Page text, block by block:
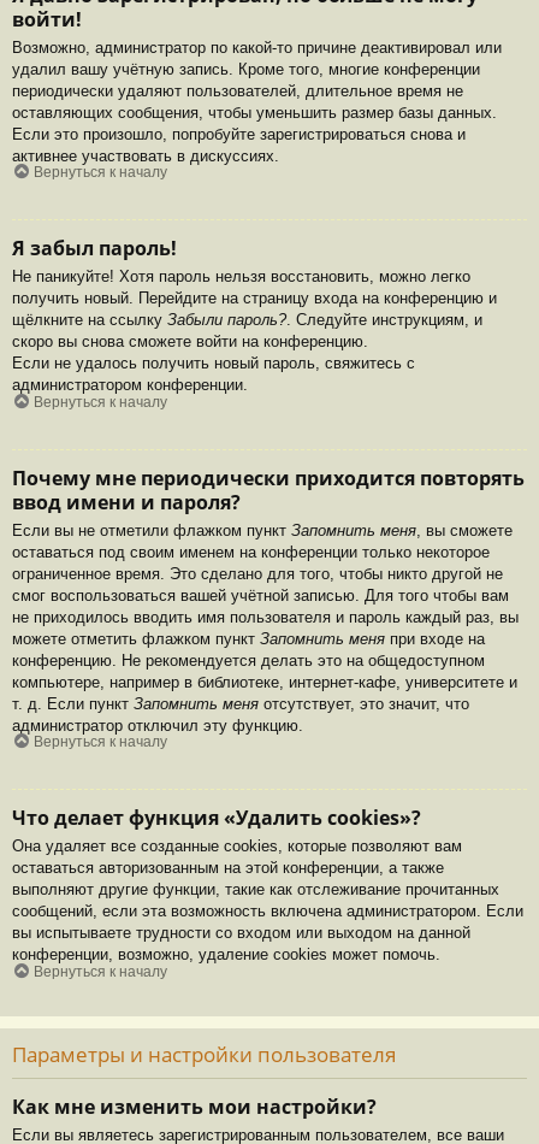
войти!
Возможно, администратор по какой-то причине деактивировал или
удалил вашу учётную запись. Кроме того, многие конференции
периодически удаляют пользователей, длительное время не
оставляющих сообщения, чтобы уменьшить размер базы данных.
Если это произошло, попробуйте зарегистрироваться снова и
активнее участвовать в дискуссиях.
Вернуться к началу
Я забыл пароль!
Не паникуйте! Хотя пароль нельзя восстановить, можно легко
получить новый. Перейдите на страницу входа на конференцию и
щёлкните на ссылку Забыли пароль?. Следуйте инструкциям, и
скоро вы снова сможете войти на конференцию.
Если не удалось получить новый пароль, свяжитесь с
администратором конференции.
Вернуться к началу
Почему мне периодически приходится повторять
ввод имени и пароля?
Если вы не отметили флажком пункт Запомнить меня , вы сможете
оставаться под своим именем на конференции только некоторое
ограниченное время. Это сделано для того, чтобы никто другой не
смог воспользоваться вашей учётной записью. Для того чтобы вам
не приходилось вводить имя пользователя и пароль каждый раз, вы
можете отметить флажком пункт Запомнить меня при входе на
конференцию. Не рекомендуется делать это на общедоступном
компьютере, например в библиотеке, интернет-кафе, университете и
т. д. Если пункт Запомнить меня отсутствует, это значит, что
администратор отключил эту функцию.
Вернуться к началу
Что делает функция «Удалить cookies»?
Она удаляет все созданные cookies, которые позволяют вам
оставаться авторизованным на этой конференции, а также
выполняют другие функции, такие как отслеживание прочитанных
сообщений, если эта возможность включена администратором. Если
вы испытываете трудности со входом или выходом на данной
конференции, возможно, удаление cookies может помочь.
Вернуться к началу
Параметры и настройки пользователя
Как мне изменить мои настройки?
Если вы являетесь зарегистрированным пользователем, все ваши